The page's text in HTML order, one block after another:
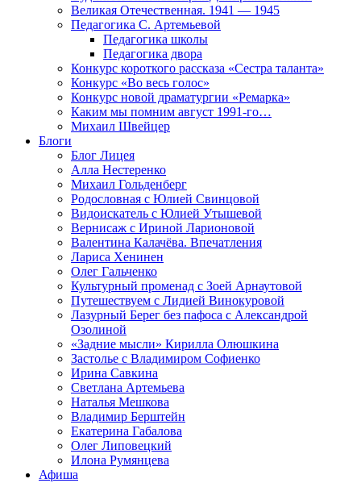
Великая Отечественная. 1941 — 1945
Педагогика С. Артемьевой
Педагогика школы
Педагогика двора
Конкурс короткого рассказа «Сестра таланта»
Конкурс «Во весь голос»
Конкурс новой драматургии «Ремарка»
Каким мы помним август 1991-го…
Михаил Швейцер
Блоги
Блог Лицея
Алла Нестеренко
Михаил Гольденберг
Родословная с Юлией Свинцовой
Видоискатель с Юлией Утышевой
Вернисаж с Ириной Ларионовой
Валентина Калачёва. Впечатления
Лариса Хенинен
Олег Гальченко
Культурный променад с Зоей Арнаутовой
Путешествуем с Лидией Винокуровой
Лазурный Берег без пафоса с Александрой
Озолиной
«Задние мысли» Кирилла Олюшкина
Застолье с Владимиром Софиенко
Ирина Савкина
Светлана Артемьева
Наталья Мешкова
Владимир Берштейн
Екатерина Габалова
Олег Липовецкий
Илона Румянцева
Афиша